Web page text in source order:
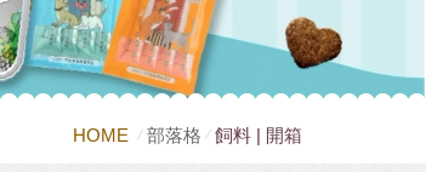
HOME 部落格 飼料 | 開箱